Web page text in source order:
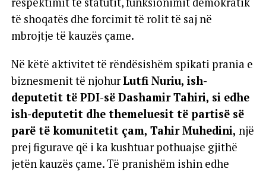
të shoqatës dhe forcimit të rolit të saj në
mbrojtje të kauzës çame.
Në këtë aktivitet të rëndësishëm spikati prania e
biznesmenit të njohurLutfi Nuriu, ish-
deputetit të PDI-së Dashamir Tahiri, si edhe
ish-deputetit dhe themeluesit të partisë së
parë të komunitetit çam, Tahir Muhedini, një
prej figurave që i ka kushtuar pothuajse gjithë
jetën kauzës çame. Të pranishëm ishin edhe